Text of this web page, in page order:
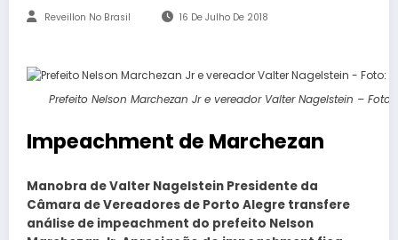
Reveillon No Brasil 16 De Julho De 2018
Prefeito Nelson Marchezan Jr e vereador Valter Nagelstein –
Impeachment de Marchezan
Manobra de Valter Nagelstein Presidente da
Câmara de Vereadores de Porto Alegre transfere
análise de impeachment do prefeito Nelson